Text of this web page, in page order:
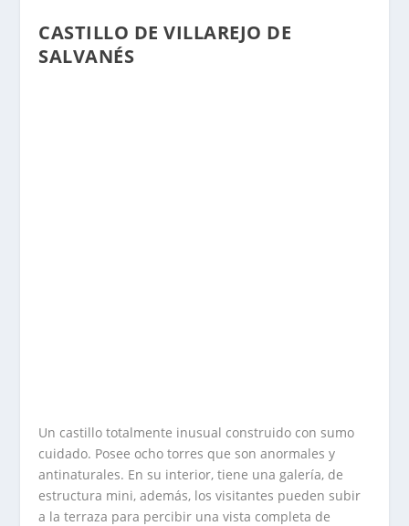
CASTILLO DE VILLAREJO DE
SALVANÉS
Un castillo totalmente inusual construido con sumo
cuidado. Posee ocho torres que son anormales y
antinaturales. En su interior, tiene una galería, de
estructura mini, además, los visitantes pueden subir
a la terraza para percibir una vista completa de